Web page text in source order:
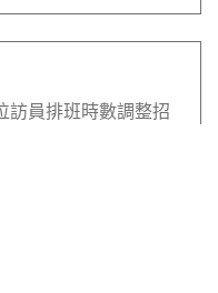
訪員排班時數調整招